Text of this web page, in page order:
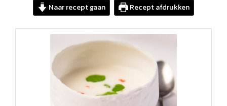
Naar recept gaan Recept afdrukken